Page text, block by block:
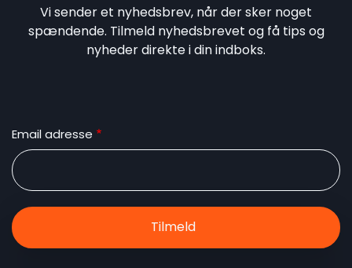
Vi sender et nyhedsbrev, når der sker noget
spændende. Tilmeld nyhedsbrevet og få tips og
nyheder direkte i din indboks.
Email adresse